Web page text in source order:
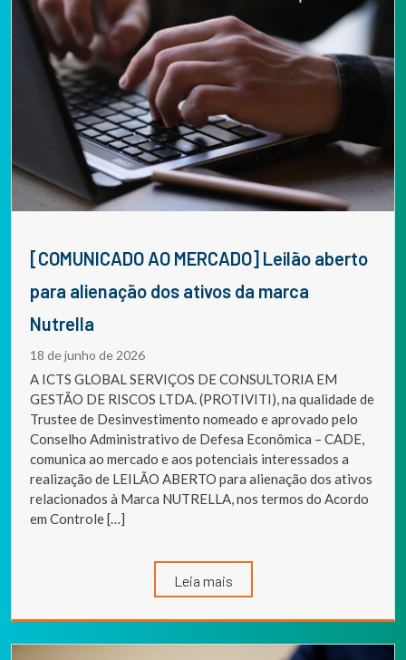
[COMUNICADO AO MERCADO] Leilão aberto
para alienação dos ativos da marca
Nutrella
18 de junho de 2026
A ICTS GLOBAL SERVIÇOS DE CONSULTORIA EM
GESTÃO DE RISCOS LTDA. (PROTIVITI), na qualidade de
Trustee de Desinvestimento nomeado e aprovado pelo
Conselho Administrativo de Defesa Econômica – CADE,
comunica ao mercado e aos potenciais interessados a
realização de LEILÃO ABERTO para alienação dos ativos
relacionados à Marca NUTRELLA, nos termos do Acordo
em Controle […]
Leia mais